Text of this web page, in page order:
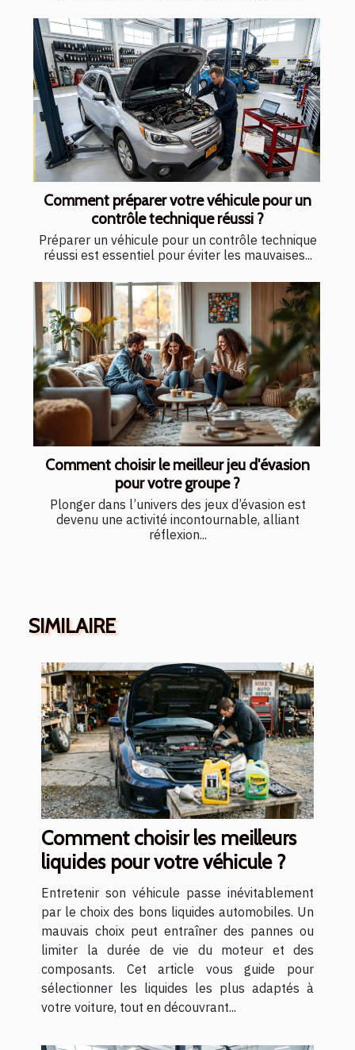
Comment préparer votre véhicule pour un
contrôle technique réussi ?
Préparer un véhicule pour un contrôle technique
réussi est essentiel pour éviter les mauvaises...
Comment choisir le meilleur jeu d'évasion
pour votre groupe ?
Plonger dans l’univers des jeux d’évasion est
devenu une activité incontournable, alliant
réflexion...
SIMILAIRE
Comment choisir les meilleurs
liquides pour votre véhicule ?
Entretenir son véhicule passe inévitablement
par le choix des bons liquides automobiles. Un
mauvais choix peut entraîner des pannes ou
limiter la durée de vie du moteur et des
composants. Cet article vous guide pour
sélectionner les liquides les plus adaptés à
votre voiture, tout en découvrant...